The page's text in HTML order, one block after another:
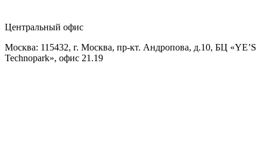
Центральный офис
Москва: 115432, г. Москва, пр-кт. Андропова, д.10, БЦ «YE’S
Technopark», офис 21.19